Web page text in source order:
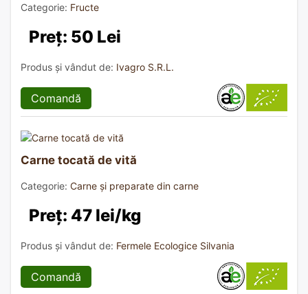
Categorie: Fructe
Preț: 50 Lei
Produs și vândut de: Ivagro S.R.L.
Comandă
Carne tocată de vită
Categorie: Carne și preparate din carne
Preț: 47 lei/kg
Produs și vândut de: Fermele Ecologice Silvania
Comandă